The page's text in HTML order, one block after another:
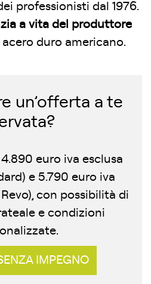
professionisti dal 1976.
a vita del produttore
duro americano.
un’offerta a te
euro iva esclusa
e 5.790 euro iva
con possibilità di
e condizioni
IMPEGNO